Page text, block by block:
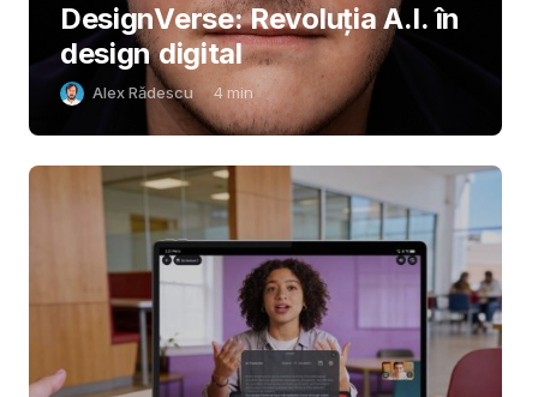
DesignVerse: Revoluția A.I. în
design digital
Alex Rădescu 4 min